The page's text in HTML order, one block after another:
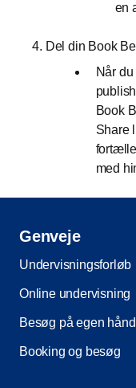
en
Del din Book
Når
Book
Share
med
Genveje
Undervisningsforløb
Online undervisning
Besøg på egen hånd
Booking og besøg